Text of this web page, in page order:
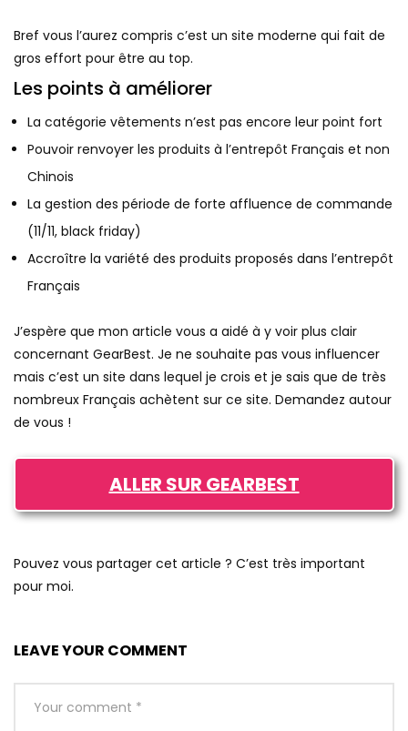
Bref vous l’aurez compris c’est un site moderne qui fait de
gros effort pour être au top.
Les points à améliorer
La catégorie vêtements n’est pas encore leur point fort
Pouvoir renvoyer les produits à l’entrepôt Français et non
Chinois
La gestion des période de forte affluence de commande
(11/11, black friday)
Accroître la variété des produits proposés dans l’entrepôt
Français
J’espère que mon article vous a aidé à y voir plus clair
concernant GearBest. Je ne souhaite pas vous influencer
mais c’est un site dans lequel je crois et je sais que de très
nombreux Français achètent sur ce site. Demandez autour
de vous !
ALLER SUR GEARBEST
Pouvez vous partager cet article ? C’est très important
pour moi.
LEAVE YOUR COMMENT